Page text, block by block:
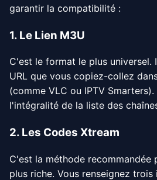
garantir la compatibilité :
1. Le Lien M3U
C'est le format le plus universel.
URL que vous copiez-collez
(comme VLC ou IPTV
l'intégralité de la liste des
2. Les Codes Xtream
C'est la méthode recommandée
plus riche. Vous renseignez